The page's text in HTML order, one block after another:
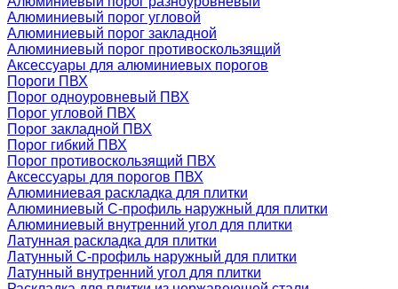
Алюминиевый порог угловой
Алюминиевый порог закладной
Алюминиевый порог противоскользящий
Аксессуары для алюминиевых порогов
Пороги ПВХ
Порог одноуровневый ПВХ
Порог угловой ПВХ
Порог закладной ПВХ
Порог гибкий ПВХ
Порог противоскользящий ПВХ
Аксессуары для порогов ПВХ
Алюминиевая раскладка для плитки
Алюминиевый С-профиль наружный для плитки
Алюминиевый внутренний угол для плитки
Латунная раскладка для плитки
Латунный С-профиль наружный для плитки
Латунный внутренний угол для плитки